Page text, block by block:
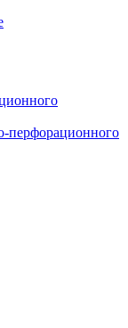
перфорационного